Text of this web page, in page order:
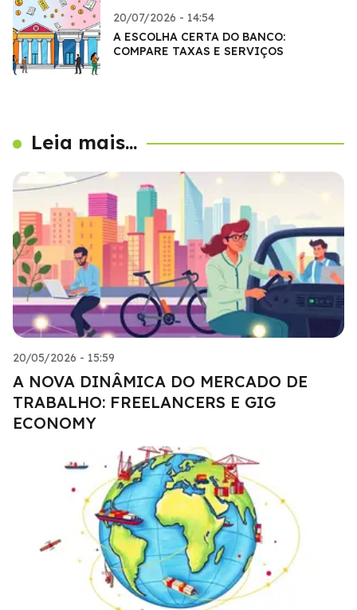
20/07/2026 - 14:54
A ESCOLHA CERTA DO BANCO:
COMPARE TAXAS E SERVIÇOS
Leia mais...
20/05/2026 - 15:59
A NOVA DINÂMICA DO MERCADO DE
TRABALHO: FREELANCERS E GIG
ECONOMY